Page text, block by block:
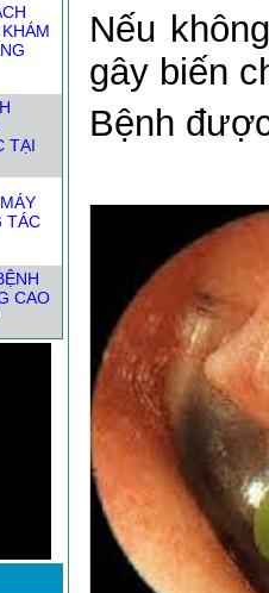
CAO
ĐỔI
Nếu
gây biến
Bệnh